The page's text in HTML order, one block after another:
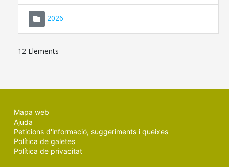
2026
12 Elements
Mapa web
Ajuda
Peticions d'informació, suggeriments i queixes
Política de galetes
Política de privacitat